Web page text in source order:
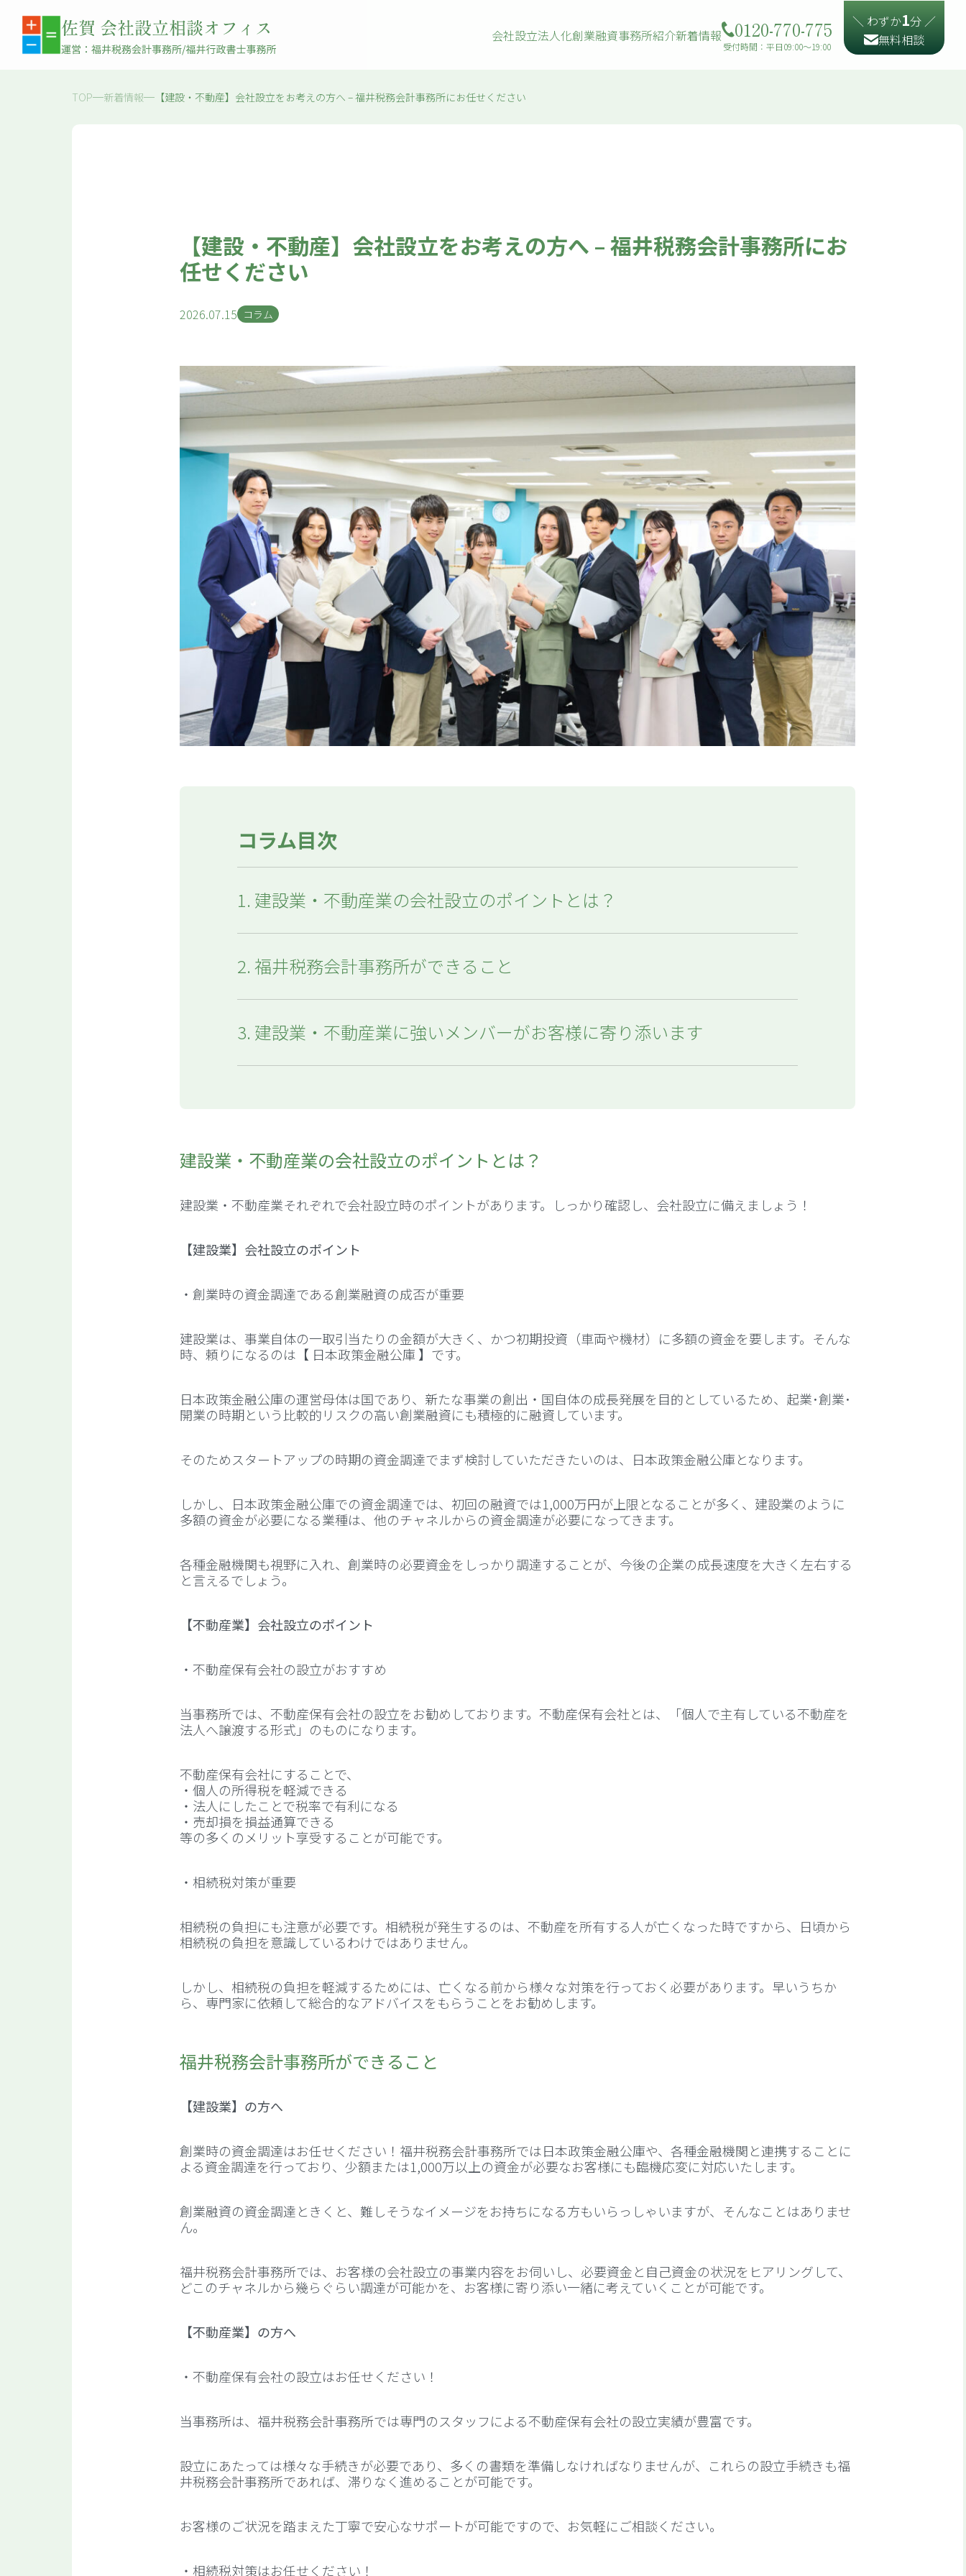
会社設立法人化創業融資事務所紹介新着情報 0120-770-775
受付時間：平日09:00〜19:00
＼ わずか1分 ／
無料相談
TOP 新着情報 【建設・不動産】会社設立をお考えの方へ – 福井税務会計事務所にお任せください
【建設・不動産】会社設立をお考えの方へ – 福井税務会計事務所にお
任せください
2026.07.15 コラム
コラム目次
1. 建設業・不動産業の会社設立のポイントとは？
2. 福井税務会計事務所ができること
3. 建設業・不動産業に強いメンバーがお客様に寄り添います
建設業・不動産業の会社設立のポイントとは？
建設業・不動産業それぞれで会社設立時のポイントがあります。しっかり確認し、会社設立に備えましょう！
【建設業】会社設立のポイント
・創業時の資金調達である創業融資の成否が重要
建設業は、事業自体の一取引当たりの金額が大きく、かつ初期投資（車両や機材）に多額の資金を要します。そんな
時、頼りになるのは【 日本政策金融公庫 】です。
日本政策金融公庫の運営母体は国であり、新たな事業の創出・国自体の成長発展を目的としているため、起業･創業･
開業の時期という比較的リスクの高い創業融資にも積極的に融資しています。
そのためスタートアップの時期の資金調達でまず検討していただきたいのは、日本政策金融公庫となります。
しかし、日本政策金融公庫での資金調達では、初回の融資では1,000万円が上限となることが多く、建設業のように
多額の資金が必要になる業種は、他のチャネルからの資金調達が必要になってきます。
各種金融機関も視野に入れ、創業時の必要資金をしっかり調達することが、今後の企業の成長速度を大きく左右する
と言えるでしょう。
【不動産業】会社設立のポイント
・不動産保有会社の設立がおすすめ
当事務所では、不動産保有会社の設立をお勧めしております。不動産保有会社とは、「個人で主有している不動産を
法人へ譲渡する形式」のものになります。
不動産保有会社にすることで、
・個人の所得税を軽減できる
・法人にしたことで税率で有利になる
・売却損を損益通算できる
等の多くのメリット享受することが可能です。
・相続税対策が重要
相続税の負担にも注意が必要です。相続税が発生するのは、不動産を所有する人が亡くなった時ですから、日頃から
相続税の負担を意識しているわけではありません。
しかし、相続税の負担を軽減するためには、亡くなる前から様々な対策を行っておく必要があります。早いうちか
ら、専門家に依頼して総合的なアドバイスをもらうことをお勧めします。
福井税務会計事務所ができること
【建設業】の方へ
創業時の資金調達はお任せください！福井税務会計事務所では日本政策金融公庫や、各種金融機関と連携することに
よる資金調達を行っており、少額または1,000万以上の資金が必要なお客様にも臨機応変に対応いたします。
創業融資の資金調達ときくと、難しそうなイメージをお持ちになる方もいらっしゃいますが、そんなことはありませ
ん。
福井税務会計事務所では、お客様の会社設立の事業内容をお伺いし、必要資金と自己資金の状況をヒアリングして、
どこのチャネルから幾らぐらい調達が可能かを、お客様に寄り添い一緒に考えていくことが可能です。
【不動産業】の方へ
・不動産保有会社の設立はお任せください！
当事務所は、福井税務会計事務所では専門のスタッフによる不動産保有会社の設立実績が豊富です。
設立にあたっては様々な手続きが必要であり、多くの書類を準備しなければなりませんが、これらの設立手続きも福
井税務会計事務所であれば、滞りなく進めることが可能です。
お客様のご状況を踏まえた丁寧で安心なサポートが可能ですので、お気軽にご相談ください。
・相続税対策はお任せください！